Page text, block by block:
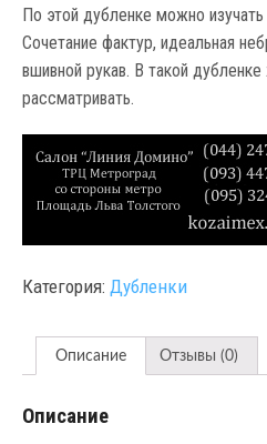
По этой дубленке можно
Сочетание фактур, идеальная
вшивной рукав. В такой
рассматривать.
Категория: Дубленки
Описание Отзывы (0)
Описание